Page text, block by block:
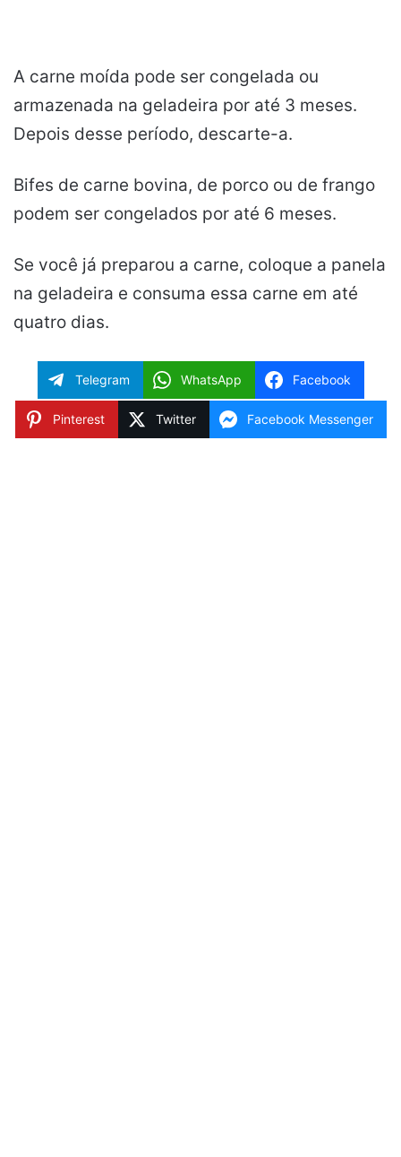
A carne moída pode ser congelada ou
armazenada na geladeira por até 3 meses.
Depois desse período, descarte-a.
Bifes de carne bovina, de porco ou de frango
podem ser congelados por até 6 meses.
Se você já preparou a carne, coloque a panela
na geladeira e consuma essa carne em até
quatro dias.
Telegram WhatsApp Facebook
Pinterest Twitter Facebook Messenger